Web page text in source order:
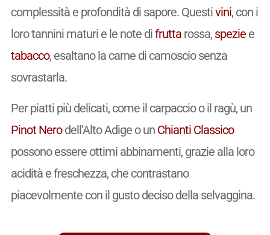
complessità e profondità di sapore. Questivini, con i
loro tannini maturi e le note difruttarossa, speziee
tabacco, esaltano la carne di camoscio senza
sovrastarla.
Per piatti più delicati, come il carpaccio o il ragù, un
Pinot Nerodell’Alto Adige o un Chianti Classico
possono essere ottimi abbinamenti, grazie alla loro
acidità e freschezza, che contrastano
piacevolmente con il gusto deciso della selvaggina.